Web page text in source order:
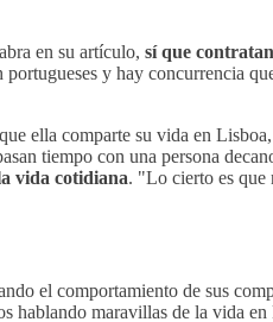
en su artículo, sí que
y hay concurrencia
ella comparte su vida en
tiempo con una persona
vida cotidiana. "Lo cierto es que
el comportamiento de sus
hablando maravillas de la vida